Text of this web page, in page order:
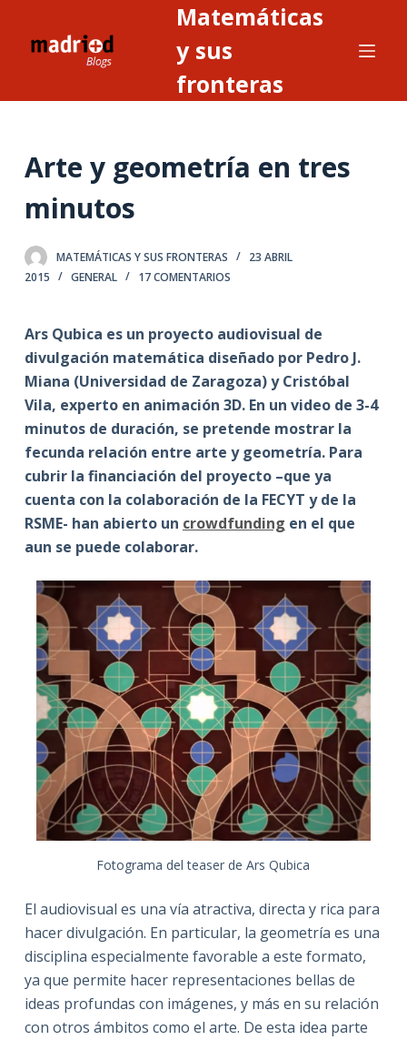
n
n
d
o
Matemáticas
y sus
fronteras
Arte y geometría en tres
minutos
MATEMÁTICAS Y SUS FRONTERAS
23 ABRIL
2015
GENERAL 17 COMENTARIOS
Ars Qubica es un proyecto audiovisual de
divulgación matemática diseñado por Pedro J.
Miana (Universidad de Zaragoza) y Cristóbal
Vila, experto en animación 3D. En un video de 3-4
minutos de duración, se pretende mostrar la
fecunda relación entre arte y geometría. Para
cubrir la financiación del proyecto –que ya
cuenta con la colaboración de la FECYT y de la
RSME- han abierto un crowdfunding en el que
aun se puede colaborar.
Fotograma del teaser de Ars Qubica
El audiovisual es una vía atractiva, directa y rica para
hacer divulgación. En particular, la geometría es una
disciplina especialmente favorable a este formato,
ya que permite hacer representaciones bellas de
ideas profundas con imágenes, y más en su relación
con otros ámbitos como el arte. De esta idea parte